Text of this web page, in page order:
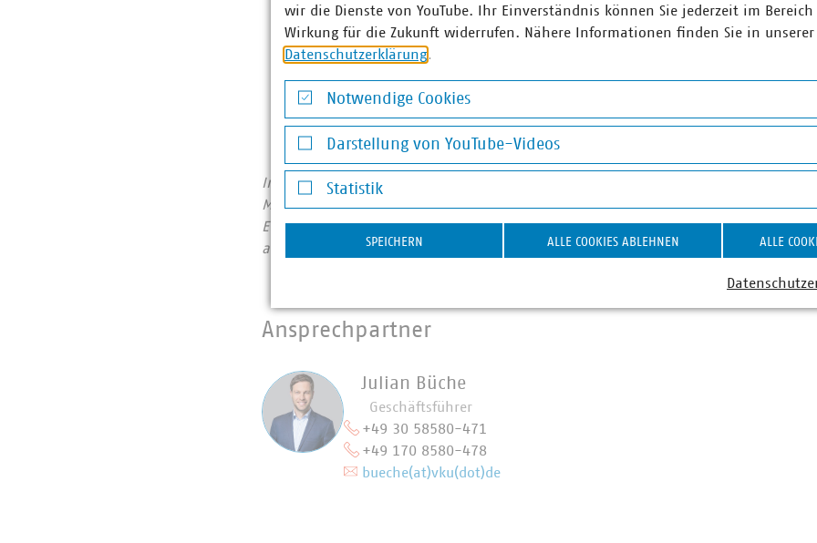
Unternehmenspreis: Nahkauf in Fahrland
Sonderpreis: deematrix Energiesysteme GmbH
Kommunenpreis: Stadt Eberswalde
In Berlin-Brandenburg sind 57 kommunale Unternehmen im VKU organisiert. Die
Mitgliedsunternehmen in Berlin-Brandenburg leisten jährlich Investitionen in
Euro, erwirtschaften einen Umsatz von über 4,4 Milliarden Euro und sind wichtiger
als 15.000 Beschäftigte.
Ansprechpartner
Julian Büche
Geschäftsführer
+49 30 58580-471
+49 170 8580-478
bueche(at)vku(dot)de
wir die Dienste von YouTube. Ihr Einverständnis können Sie jederzeit im
Wirkung für die Zukunft widerrufen. Nähere Informationen finden Sie in unserer
Datenschutzerklärung.
Notwendige Cookies
Notwendige Cookies
Darstellung von YouTube-Videos
Darstellung von YouTube-Videos
Statistik
Statistik
SPEICHERN ALLE COOKIES ABLEHNEN ALLE